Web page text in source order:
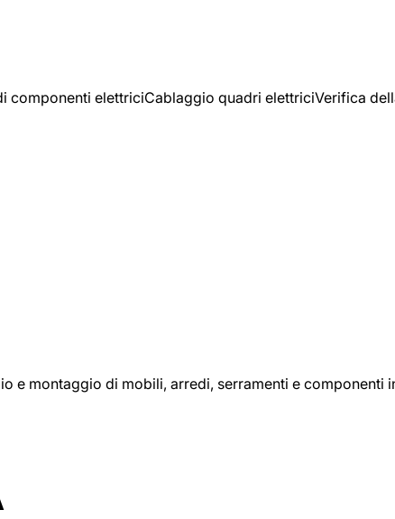
componenti elettriciCablaggio quadri elettriciVerifica
e montaggio di mobili, arredi, serramenti e componenti